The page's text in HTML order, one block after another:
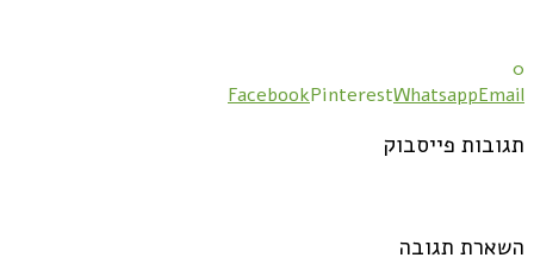
0
FacebookPinterestWhatsappEmail
תגובות פייסבוק
השארת תגובה